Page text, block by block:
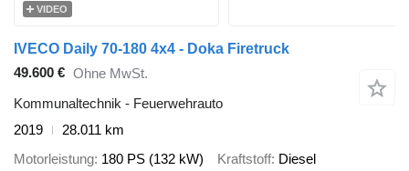
VIDEO
IVECO Daily 70-180 4x4 - Doka Firetruck
49.600 € Ohne MwSt.
Kommunaltechnik - Feuerwehrauto
2019
28.011 km
Motorleistung 180 PS (132 kW) Kraftstoff Diesel